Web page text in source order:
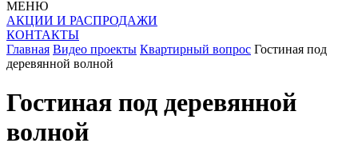
МЕНЮ
АКЦИИ И РАСПРОДАЖИ
КОНТАКТЫ
Главная Видео проекты Квартирный вопрос Гостиная под
деревянной волной
Гостиная под деревянной
волной